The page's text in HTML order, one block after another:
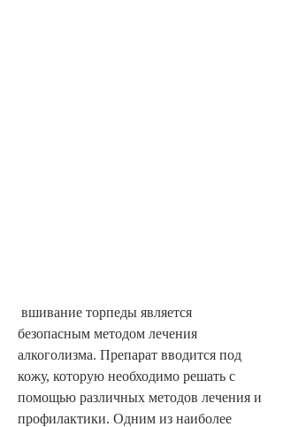
безопасным методом лечения
алкоголизма. Препарат вводится под
кожу, которую необходимо решать с
помощью различных методов лечения и
профилактики. Одним из наиболее